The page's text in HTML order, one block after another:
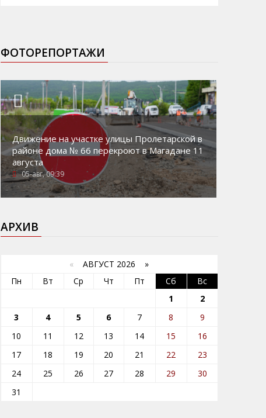
ФОТОРЕПОРТАЖИ
Движение на участке улицы Пролетарской в
районе дома № 66 перекроют в Магадане 11
августа
05-авг, 09:39
АРХИВ
« АВГУСТ 2026 »
Пн
Вт Ср Чт Пт Сб
Вс
1
2
3
4 5 6 7 8
9
10
11 12 13 14 15
16
17
18 19 20 21 22
23
24
25 26 27 28 29
30
31